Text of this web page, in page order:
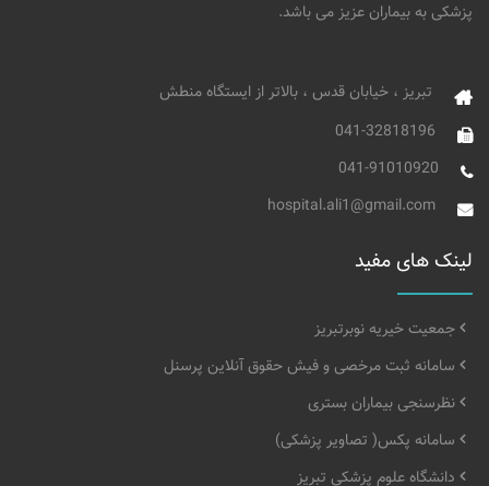
پزشکی به بیماران عزیز می باشد.
تبریز ، خیابان قدس ، بالاتر از ایستگاه منطش
041-32818196
041-91010920
hospital.ali1@gmail.com
لینک های مفید
جمعیت خیریه نوبرتبریز
سامانه ثبت مرخصی و فیش حقوق آنلاین پرسنل
نظرسنجی بیماران بستری
سامانه پکس( تصاویر پزشکی)
دانشگاه علوم پزشکی تبریز